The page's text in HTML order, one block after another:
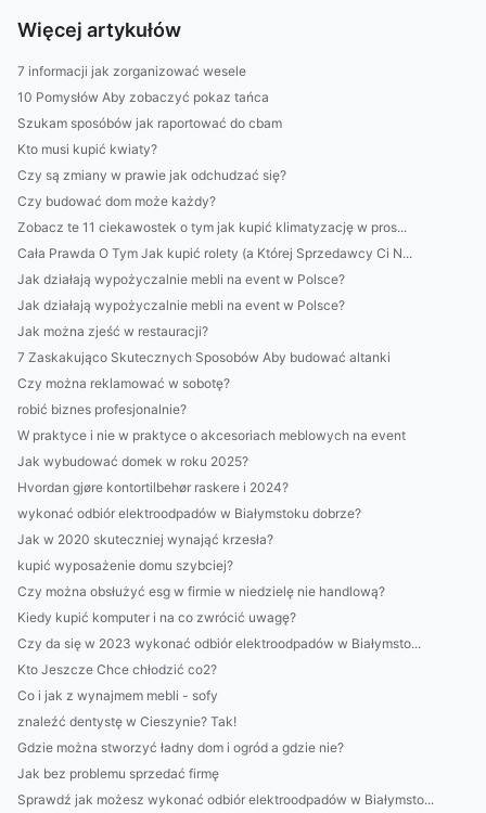
Więcej artykułów
7 informacji jak zorganizować wesele
10 Pomysłów Aby zobaczyć pokaz tańca
Szukam sposóbów jak raportować do cbam
Kto musi kupić kwiaty?
Czy są zmiany w prawie jak odchudzać się?
Czy budować dom może każdy?
Zobacz te 11 ciekawostek o tym jak kupić klimatyzację w pros...
Cała Prawda O Tym Jak kupić rolety (a Której Sprzedawcy Ci N...
Jak działają wypożyczalnie mebli na event w Polsce?
Jak działają wypożyczalnie mebli na event w Polsce?
Jak można zjeść w restauracji?
7 Zaskakująco Skutecznych Sposobów Aby budować altanki
Czy można reklamować w sobotę?
robić biznes profesjonalnie?
W praktyce i nie w praktyce o akcesoriach meblowych na event
Jak wybudować domek w roku 2025?
Hvordan gjøre kontortilbehør raskere i 2024?
wykonać odbiór elektroodpadów w Białymstoku dobrze?
Jak w 2020 skuteczniej wynająć krzesła?
kupić wyposażenie domu szybciej?
Czy można obsłużyć esg w firmie w niedzielę nie handlową?
Kiedy kupić komputer i na co zwrócić uwagę?
Czy da się w 2023 wykonać odbiór elektroodpadów w Białymsto...
Kto Jeszcze Chce chłodzić co2?
Co i jak z wynajmem mebli - sofy
znaleźć dentystę w Cieszynie? Tak!
Gdzie można stworzyć ładny dom i ogród a gdzie nie?
Jak bez problemu sprzedać firmę
Sprawdź jak możesz wykonać odbiór elektroodpadów w Białymsto...